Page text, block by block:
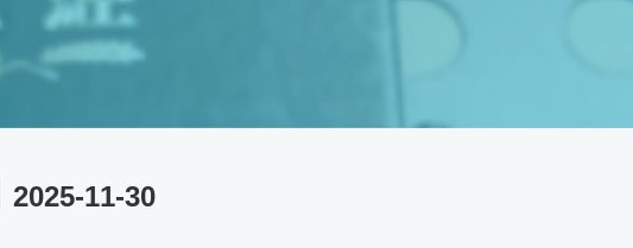
2025-11-30